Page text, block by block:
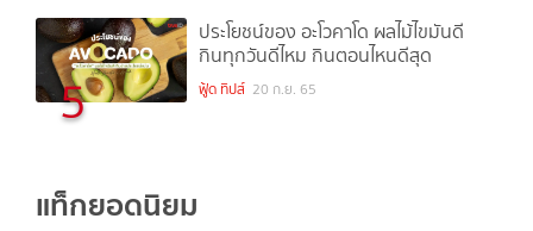
5
ประโยชน์ของ อะโวคาโด ผลไม้ไขมันดี
กินทุกวันดีไหม กินตอนไหนดีสุด
ฟู้ด ทิปส์ 20 ก.ย. 65
แท็กยอดนิยม